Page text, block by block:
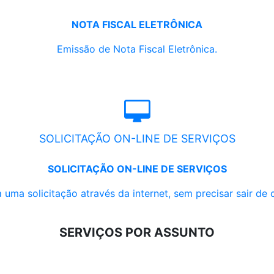
NOTA FISCAL ELETRÔNICA
Emissão de Nota Fiscal Eletrônica.
SOLICITAÇÃO ON-LINE DE SERVIÇOS
SOLICITAÇÃO ON-LINE DE SERVIÇOS
uma solicitação através da internet, sem precisar sair de
SERVIÇOS POR ASSUNTO